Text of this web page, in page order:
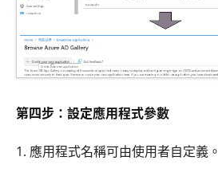
第四步：設定應用程式參數
1. 應用程式名稱可由使用者自定義。